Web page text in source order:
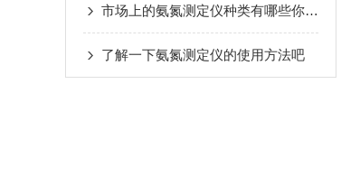
市场上的氨氮测定仪种类有哪些你知道么
了解一下氨氮测定仪的使用方法吧